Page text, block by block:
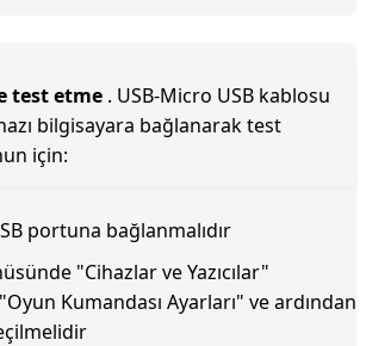
test etme . USB-Micro USB kablosu
bilgisayara bağlanarak test
için:
portuna bağlanmalıdır
"Cihazlar ve Yazıcılar"
Kumandası Ayarları" ve ardından